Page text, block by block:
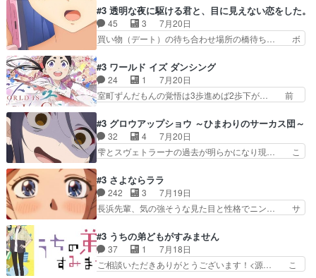
えてみんなで物作りで一気に… 作画は最高なのに
話がつまらない。やっぱ京… 天下り式に竹のフィ
ラメントが出てきたのは…
はアストレアの野望による性転換、後半… アスト
レア君の作戦に皆巻き込まれてて草捕… アストレ
アが作った薬によって男女入れ替わ… アルトレア
がポルックスのこと好きとは言え… アストレアが
払い騒動と賑やかでいいねw… 偉大な父を持つが
故の悩(独自のおっぱい論… 鉄板中の鉄板、性転
換と酩酊ネタの二連発(…
#3 透明な夜に駆ける君と、目に見えない恋をした。
45 3
7月20日
買い物（デート）の待ち合わせ場所の橋待ち… ボ
を照らす打ち上げ花火。人混みの中、み… どんど
んキュンが増えていく展開に毎回わく… ちょこっ
と書ければと風が吹き手元にあった… 』は、率直
に言って脚本と演出が悪いと思う… 小春の目が見
と、空野の億劫さがリアルだ… かけると小春、二
人が一緒に過ごす時間が描… ヒロインの目が不自
由だから音を大切にして…
#3 ワールド イズ ダンシング
24 1
7月20日
室町ずんだもんの覚悟は3歩進めば2歩下が… 前
が主人公の漫画がアニメになったらし… 壮絶だっ
た…30分で2時間の映画のように… すべての表現
がピタリと揃った傑作本当に素… たまに現れて謎
のアドバイスをしてくれるお… 可愛いキャラデザ
とが決まる。更に父から… 再び鬼夜叉を導く、素
性不明の彼の名前を知… 恵まれた身分に甘え、修
練を怠るキャラは苦…
#3 グロウアップショウ ～ひまわりのサーカス団～
32 4
7月20日
雫とスヴェトラーナの過去が明らかになり現… こ
県豊川市付近が舞台なのか～現地にも出… 前回に
引き続き、今回もおぱんつであります… キャラク
ターが可愛いのはもちろん、ストー… 皇ではなく
ひまわりを蔑ろにして皇に乗り換… 傷跡なんか、
外あまり見どころがない。1… いや～、めちゃく
ちゃおもしろいね。瑞佳は… キャラデザが映える
のは勿論だけど脚本に歩…
#3 さよならララ
242 3
7月19日
長浜先輩、気の強そうな見た目と性格でニン… サ
なったからユリ確定！＼(^o^)／ラ… プロローグ
的な１話、２話からの浮世離れし… 茉里のボクシ
ングにかける真摯さ格好良かっ… 今回はゲストが
２名！ワンピースの作画さん… あほって言う茉里
#3 うちの弟どもがすみません
37 1
7月18日
ご相談いただきありがとうございます！<源… こ